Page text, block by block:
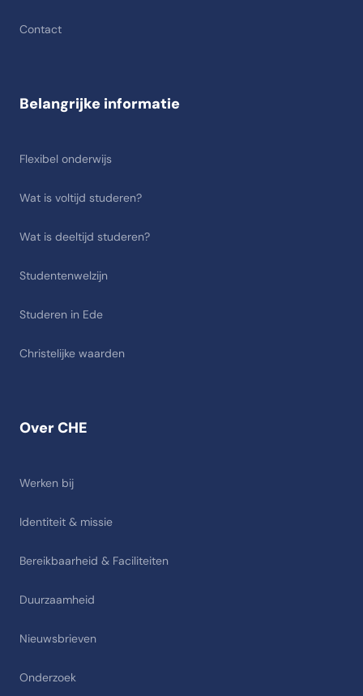
Contact
Over CHE
Werken bij
Identiteit & missie
Bereikbaarheid & Faciliteiten
Duurzaamheid
Nieuwsbrieven
Onderzoek
Belangrijke informatie
Flexibel onderwijs
Wat is voltijd studeren?
Wat is deeltijd studeren?
Studentenwelzijn
Studeren in Ede
Christelijke waarden